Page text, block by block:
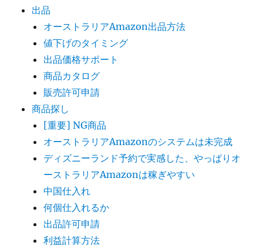
出品
オーストラリアAmazon出品方法
値下げのタイミング
出品価格サポート
商品カタログ
販売許可申請
商品探し
[重要] NG商品
オーストラリアAmazonのシステムは未完成
ディズニーランド予約で実感した、やっぱりオ
ーストラリアAmazonは稼ぎやすい
中国仕入れ
何個仕入れるか
出品許可申請
利益計算方法